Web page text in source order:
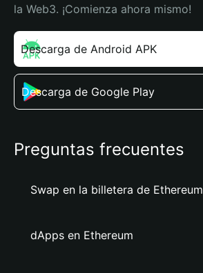
la Web3. ¡Comienza ahora mismo!
Descarga de Android APK
Descarga de Google Play
Preguntas frecuentes
Swap en la billetera de Ethereum
dApps en Ethereum